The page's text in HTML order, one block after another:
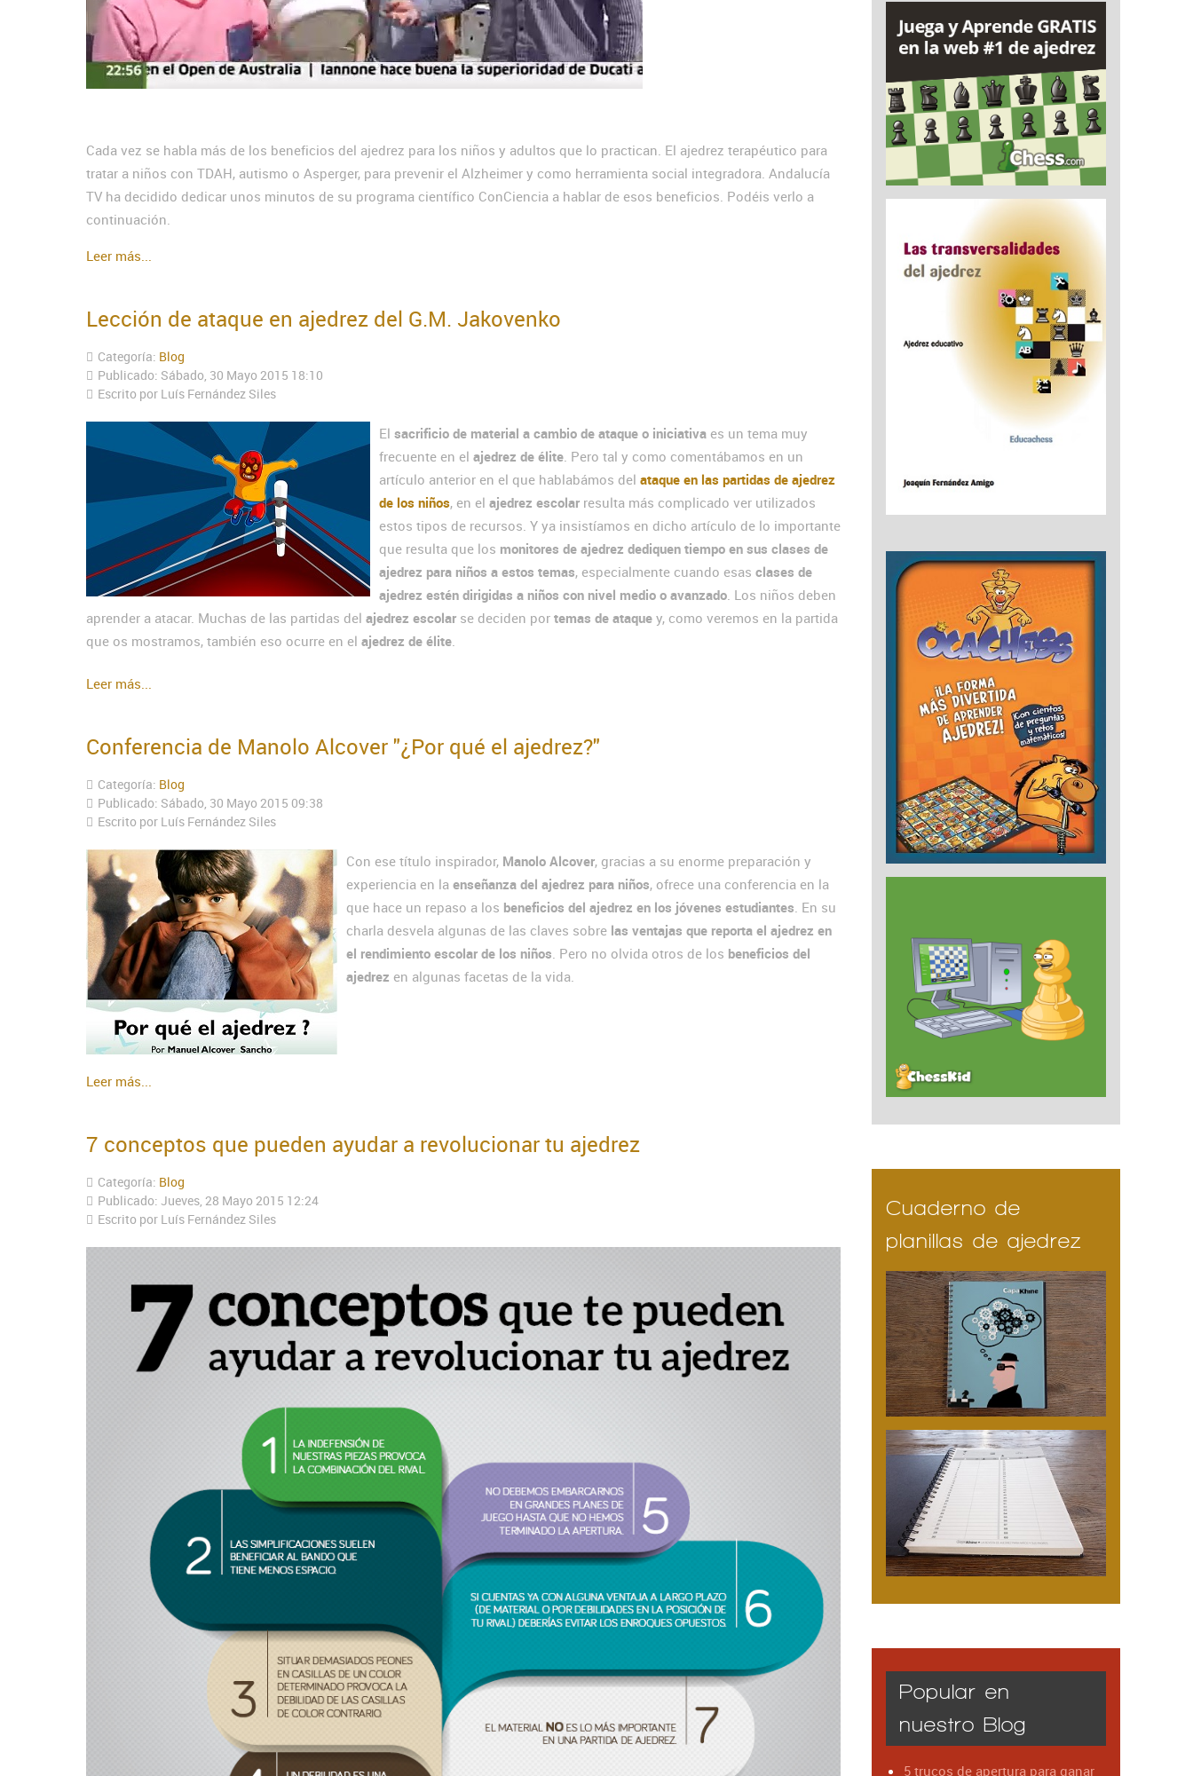
Cada vez se habla más de los beneficios del ajedrez para los niños y adultos que lo practican. El ajedrez terapéutico para
tratar a niños con TDAH, autismo o Asperger, para prevenir el Alzheimer y como herramienta social integradora. Andalucía
TV ha decidido dedicar unos minutos de su programa científico ConCiencia a hablar de esos beneficios. Podéis verlo a
continuación.
Leer más...
Lección de ataque en ajedrez del G.M. Jakovenko
Categoría: Blog
Publicado: Sábado, 30 Mayo 2015 18:10
Escrito por Luís Fernández Siles
El sacrificio de material a cambio de ataque o iniciativa es un tema muy
frecuente en el ajedrez de élite . Pero tal y como comentábamos en un
artículo anterior en el que hablabámos del ataque en las partidas de ajedrez
de los niños, en el ajedrez escolar resulta más complicado ver utilizados
estos tipos de recursos. Y ya insistíamos en dicho artículo de lo importante
que resulta que los monitores de ajedrez dediquen tiempo en sus clases de
ajedrez para niños a estos temas, especialmente cuando esas clases de
ajedrez estén dirigidas a niños con nivel medio o avanzado . Los niños deben
aprender a atacar. Muchas de las partidas del ajedrez escolar se deciden por temas de ataque y, como veremos en la partida
que os mostramos, también eso ocurre en el ajedrez de élite
Leer más...
Conferencia de Manolo Alcover "¿Por qué el ajedrez?"
Categoría: Blog
Publicado: Sábado, 30 Mayo 2015 09:38
Escrito por Luís Fernández Siles
Con ese título inspirador, Manolo Alcover, gracias a su enorme preparación y
experiencia en la enseñanza del ajedrez para niños, ofrece una conferencia en la
que hace un repaso a los beneficios del ajedrez en los jóvenes estudiantes . En su
charla desvela algunas de las claves sobre las ventajas que reporta el ajedrez en
el rendimiento escolar de los niños . Pero no olvida otros de los beneficios del
ajedrez en algunas facetas de la vida.
Leer más...
7 conceptos que pueden ayudar a revolucionar tu ajedrez
Categoría: Blog
Publicado: Jueves, 28 Mayo 2015 12:24
Escrito por Luís Fernández Siles
Cuaderno de
planillas de ajedrez
Popular en
nuestro Blog
5 trucos de apertura para ganar